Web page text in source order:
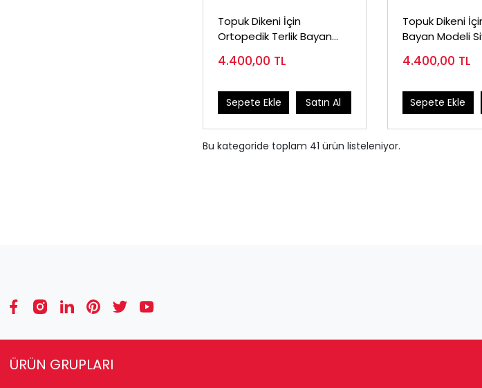
Topuk Dikeni İçin
Ortopedik Terlik Bayan
4.400,00 TL
Sepete Ekle Satın Al
Topuk Dikeni
Bayan Modeli
4.400,00 TL
Sepete Ekle
Bu kategoride toplam 41 ürün listeleniyor.
ÜRÜN GRUPLARI